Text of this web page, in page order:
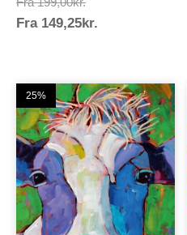
199,00kr.
Fra 149,25kr.
25%